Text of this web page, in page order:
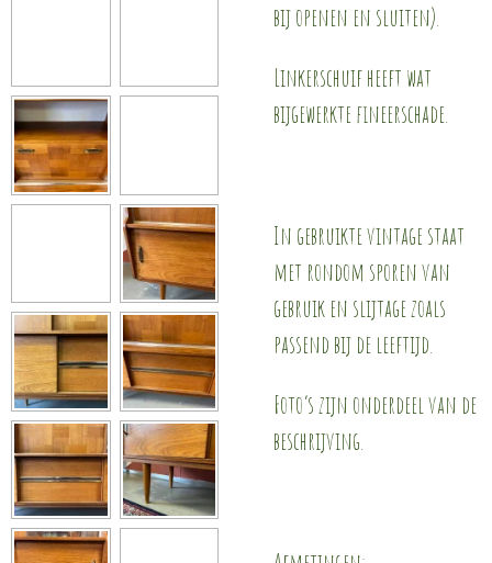
bij openen en sluiten).
Linkerschuif heeft wat
bijgewerkte fineerschade.
In gebruikte vintage staat
met rondom sporen van
gebruik en slijtage zoals
passend bij de leeftijd.
Foto’s zijn onderdeel van de
beschrijving.